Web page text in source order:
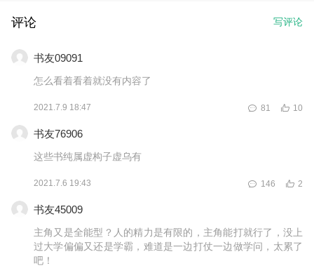
评论 写评论
书友09091
怎么看着看着就没有内容了
2021.7.9 18:47 10
81
书友76906
这些书纯属虚构子虚乌有
2021.7.6 19:43 2
146
书友45009
主角又是全能型？人的精力是有限的，主角能打就行了，没上
过大学偏偏又还是学霸，难道是一边打仗一边做学问，太累了
吧！